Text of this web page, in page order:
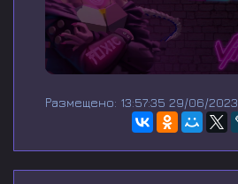
e
n
Размещено: 13:57:35 29/06/2023